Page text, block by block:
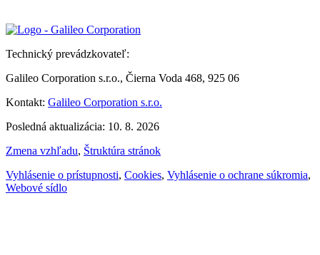
Technický prevádzkovateľ:
Galileo Corporation s.r.o., Čierna Voda 468, 925 06
Kontakt: Galileo Corporation s.r.o.
Posledná aktualizácia: 10. 8. 2026
Zmena vzhľadu, Štruktúra stránok
Vyhlásenie o prístupnosti, Cookies, Vyhlásenie o ochrane súkromia,
Webové sídlo